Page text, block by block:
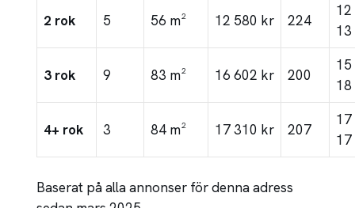
2 rok 5 56 m² 12 580 kr 224
12
3 rok 9 83 m² 16 602 kr 200
15
4+ rok 3 84 m² 17 310 kr 207
17
Baserat på alla annonser för denna adress